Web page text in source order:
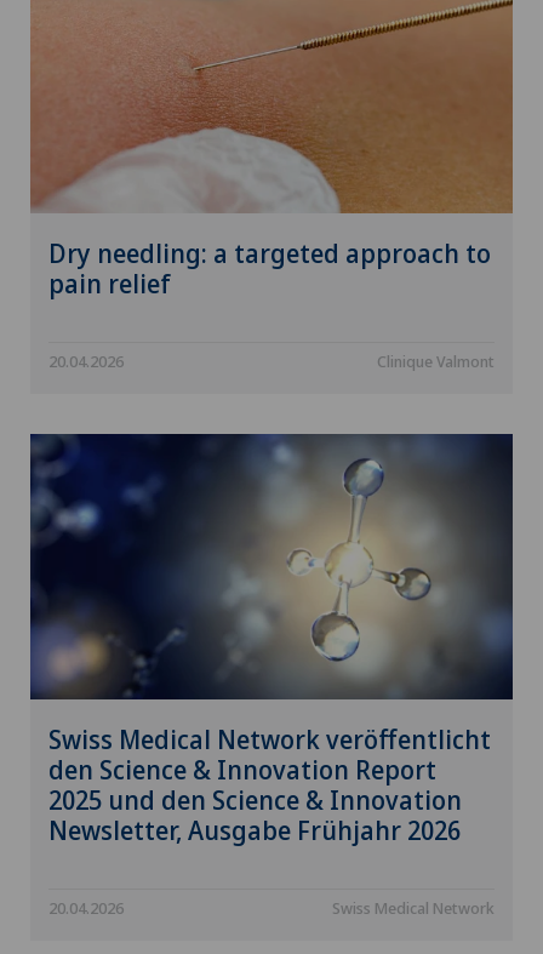
Dry needling: a targeted approach to
pain relief
20.04.2026 Clinique Valmont
Swiss Medical Network veröffentlicht
den Science & Innovation Report
2025 und den Science & Innovation
Newsletter, Ausgabe Frühjahr 2026
20.04.2026 Swiss Medical Network